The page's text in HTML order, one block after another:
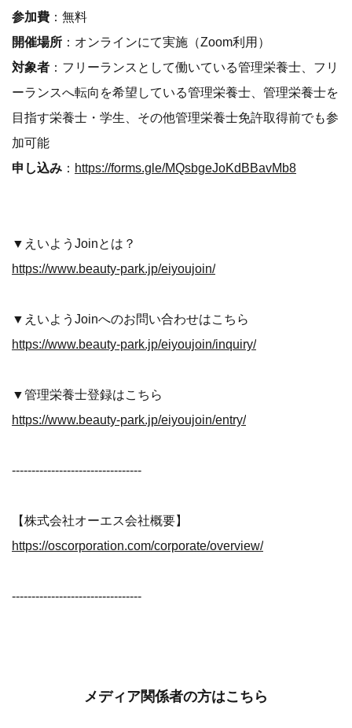
参加費 ：無料
開催場所 ：オンラインにて実施（Zoom利用）
対象者 ：フリーランスとして働いている管理栄養士、フリ
ーランスへ転向を希望している管理栄養士、管理栄養士を
目指す栄養士・学生、その他管理栄養士免許取得前でも参
加可能
申し込み ： https://forms.gle/MQsbgeJoKdBBavMb8
▼えいようJoinとは？
https://www.beauty-park.jp/eiyoujoin/
▼えいようJoinへのお問い合わせはこちら
https://www.beauty-park.jp/eiyoujoin/inquiry/
▼管理栄養士登録はこちら
https://www.beauty-park.jp/eiyoujoin/entry/
---------------------------------
【株式会社オーエス会社概要】
https://oscorporation.com/corporate/overview/
---------------------------------
メディア関係者の方はこちら